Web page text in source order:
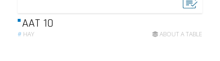
AAT 10
# HAY ABOUT A TABLE